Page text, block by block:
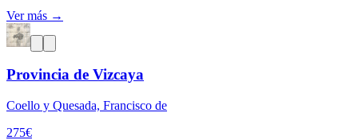
Ver más →
Provincia de Vizcaya
Coello y Quesada, Francisco de
275€